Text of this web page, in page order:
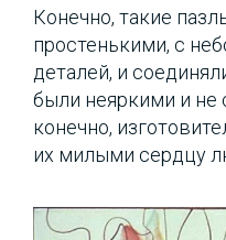
Конечно, такие
простенькими, с
деталей, и
были неяркими и
конечно,
их милыми сердцу